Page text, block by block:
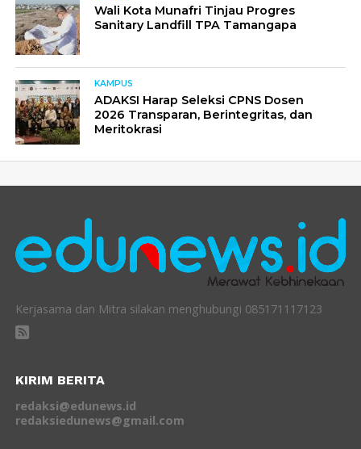
Wali Kota Munafri Tinjau Progres
Sanitary Landfill TPA Tamangapa
KAMPUS
ADAKSI Harap Seleksi CPNS Dosen
2026 Transparan, Berintegritas, dan
Meritokrasi
Kerjasama dan Mitra silakan menghubungi 085171117123
KIRIM BERITA
redaksi@edunews.id
redaksiedunews@gmail.com